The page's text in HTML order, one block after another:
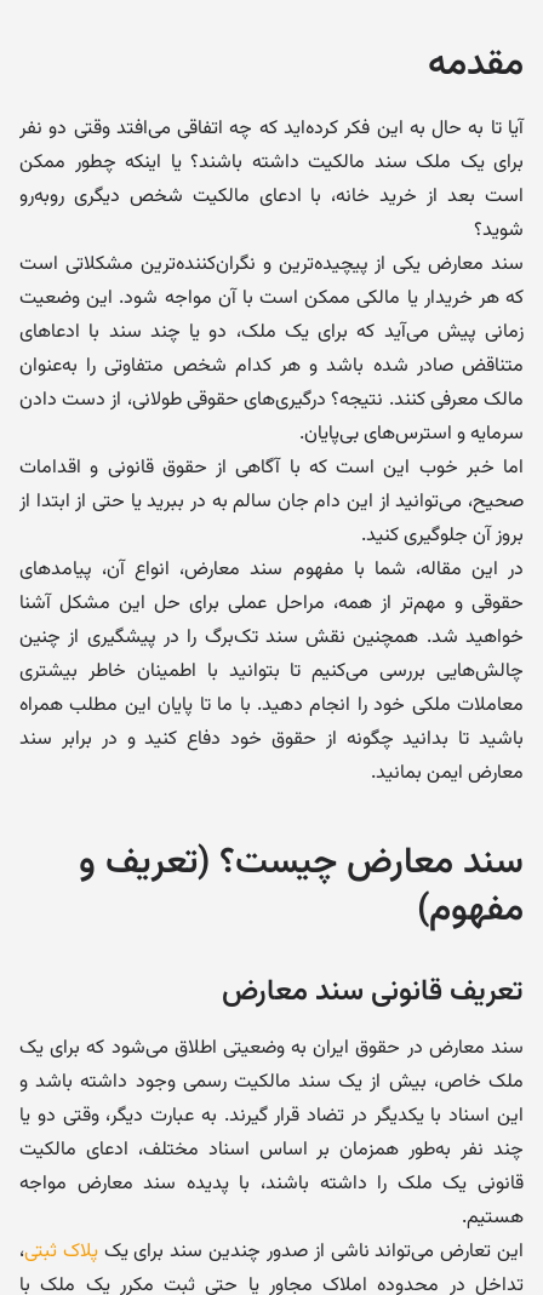
مقدمه
آیا تا به حال به این فکر کرده‌اید که چه اتفاقی می‌افتد وقتی دو نفر
برای یک ملک سند مالکیت داشته باشند؟ یا اینکه چطور ممکن
است بعد از خرید خانه، با ادعای مالکیت شخص دیگری روبه‌رو
شوید؟
سند معارض یکی از پیچیده‌ترین و نگران‌کننده‌ترین مشکلاتی است
که هر خریدار یا مالکی ممکن است با آن مواجه شود. این وضعیت
زمانی پیش می‌آید که برای یک ملک، دو یا چند سند با ادعاهای
متناقض صادر شده باشد و هر کدام شخص متفاوتی را به‌عنوان
مالک معرفی کنند. نتیجه؟ درگیری‌های حقوقی طولانی، از دست دادن
سرمایه و استرس‌های بی‌پایان.
اما خبر خوب این است که با آگاهی از حقوق قانونی و اقدامات
صحیح، می‌توانید از این دام جان سالم به در ببرید یا حتی از ابتدا از
بروز آن جلوگیری کنید.
در این مقاله، شما با مفهوم سند معارض، انواع آن، پیامدهای
حقوقی و مهم‌تر از همه، مراحل عملی برای حل این مشکل آشنا
خواهید شد. همچنین نقش سند تک‌برگ را در پیشگیری از چنین
چالش‌هایی بررسی می‌کنیم تا بتوانید با اطمینان خاطر بیشتری
معاملات ملکی خود را انجام دهید. با ما تا پایان این مطلب همراه
باشید تا بدانید چگونه از حقوق خود دفاع کنید و در برابر سند
معارض ایمن بمانید.
سند معارض چیست؟ (تعریف و
مفهوم)
تعریف قانونی سند معارض
سند معارض در حقوق ایران به وضعیتی اطلاق می‌شود که برای یک
ملک خاص، بیش از یک سند مالکیت رسمی وجود داشته باشد و
این اسناد با یکدیگر در تضاد قرار گیرند. به عبارت دیگر، وقتی دو یا
چند نفر به‌طور همزمان بر اساس اسناد مختلف، ادعای مالکیت
قانونی یک ملک را داشته باشند، با پدیده سند معارض مواجه
هستیم.
این تعارض می‌تواند ناشی از صدور چندین سند برای یکپلاک ثبتی،
تداخل در محدوده املاک مجاور یا حتی ثبت مکرر یک ملک با